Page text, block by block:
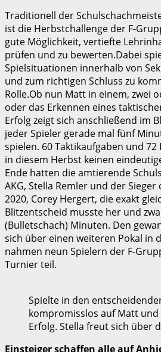
Traditionell der
ist die Herbstchallenge der F-
gute Möglichkeit, vertiefte
prüfen und zu bewerten.Dabei
Spielsituationen innerhalb von
und zum richtigen Schluss zu
Rolle.Ob nun Matt in einem, zwei
oder das Erkennen eines
Erfolg zeigt sich anschließend im
jeder Spieler gerade mal fünf
spielen. 60 Taktikaufgaben und
in diesem Herbst keinen
Ende hatten die amtierende
AKG, Stella Remler und der
2020, Corey Hergert, die exakt
Blitzentscheid musste her und
(Bulletschach) Minuten. Den
sich über einen weiteren Pokal in
nahmen neun Spielern der F-
Turnier teil.
Spielte in den
kompromisslos auf Matt
Erfolg. Stella freut sich über
Einsteiger schaffen alle auf